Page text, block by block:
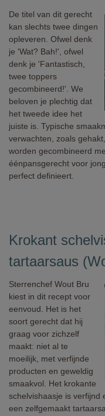
De titel van dit gerecht
kan slechts twee dingen
opleveren. Ofwel denk
je 'Wat? Bah!', ofwel
denk je 'Fantastisch,
twee toppers
gecombineerd!'. We
beloven je plechtig dat
het tweede idee het
juiste is. Typische
verwachten, zoals
worden gecombineerd
éénpansgerecht voor
perfect definieert.
Krokant
tartaarsaus
Sterrenchef Wout Bru
kiest in dit recept voor
eenvoud. Het is het
soort gerecht dat hij
graag voor zichzelf
maakt: niet al te
moeilijk, met verfijnde
producten en geweldig
smaakvol. Het krokante
schelvishaasje is verfijnd
een zelfgemaakt